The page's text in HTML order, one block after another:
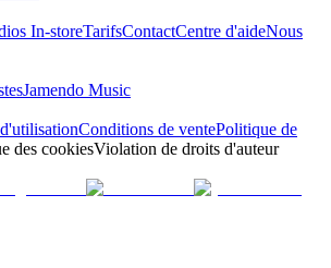
In-storeTarifsContactCentre d'aideNous
Jamendo Music
Conditions de ventePolitique de
des cookiesViolation de droits d'auteur